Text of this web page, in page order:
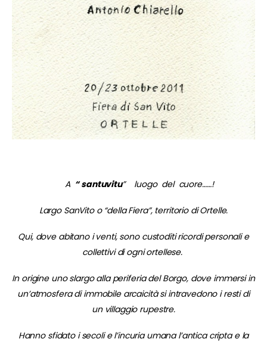
A “ santuvitu” luogo del cuore……!
Largo SanVito o “della Fiera”, territorio di Ortelle.
Qui, dove abitano i venti, sono custoditi ricordi personali e
collettivi di ogni ortellese.
In origine uno slargo alla periferia del Borgo, dove immersi in
un’atmosfera di immobile arcaicità si intravedono i resti di
un villaggio rupestre.
Hanno sfidato i secoli e l’incuria umana l’antica cripta e la